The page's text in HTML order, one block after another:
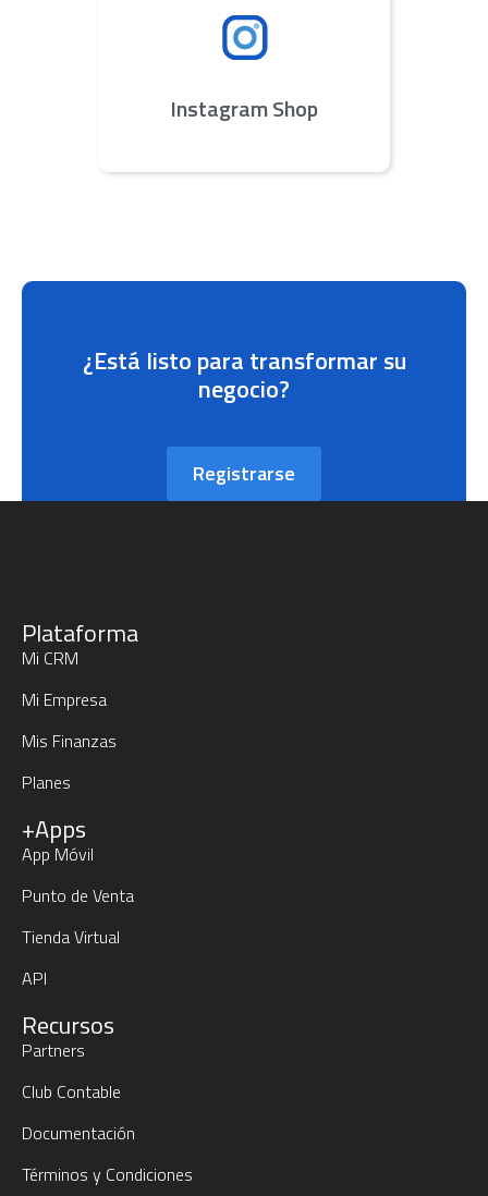
Instagram Shop
¿Está listo para transformar su
negocio?
Registrarse
Plataforma
Mi CRM
Mi Empresa
Mis Finanzas
Planes
+Apps
App Móvil
Punto de Venta
Tienda Virtual
API
Recursos
Partners
Club Contable
Documentación
Términos y Condiciones